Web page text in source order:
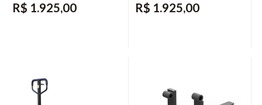
R$ 1.925,00 R$ 1.925,00